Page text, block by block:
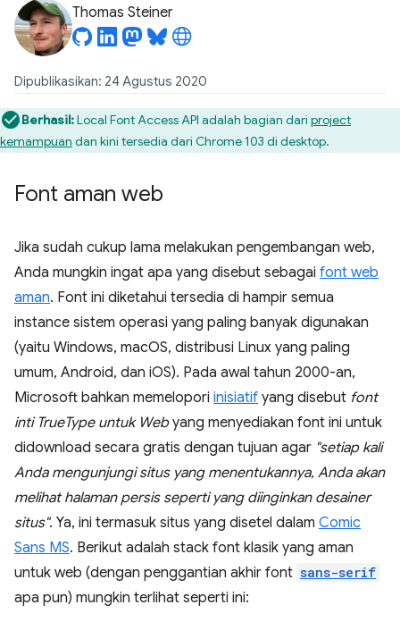
Thomas Steiner
Dipublikasikan: 24 Agustus 2020
Berhasil:Local Font Access API adalah bagian dari project
kemampuan dan kini tersedia dari Chrome 103 di desktop.
Font aman web
Jika sudah cukup lama melakukan pengembangan web,
Anda mungkin ingat apa yang disebut sebagai font web
aman. Font ini diketahui tersedia di hampir semua
instance sistem operasi yang paling banyak digunakan
(yaitu Windows, macOS, distribusi Linux yang paling
umum, Android, dan iOS). Pada awal tahun 2000-an,
Microsoft bahkan memelopori inisiatif yang disebut font
inti TrueType untuk Webyang menyediakan font ini untuk
didownload secara gratis dengan tujuan agar "setiap kali
Anda mengunjungi situs yang menentukannya, Anda akan
melihat halaman persis seperti yang diinginkan desainer
situs". Ya, ini termasuk situs yang disetel dalam Comic
Sans MS. Berikut adalah stack font klasik yang aman
untuk web (dengan penggantian akhir font sans-serif
apa pun) mungkin terlihat seperti ini: